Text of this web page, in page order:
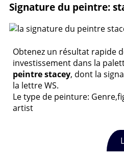
Signature du peintre:
Obtenez un résultat rapide
investissement dans la
peintre stacey, dont la
la lettre WS.
Le type de peinture:
artist